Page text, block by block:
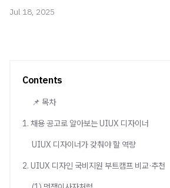
Jul 18, 2025
Contents
📌 목차
1. 채용 공고로 알아보는 UIUX 디자이너
UIUX 디자이너가 갖춰야 할 역량
2. UIUX 디자인 국비지원 부트캠프 비교·추천